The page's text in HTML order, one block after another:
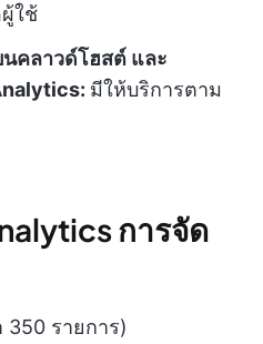
ใช้
คลาวด์โฮสต์ และ
มีให้บริการตาม
การจัด
350 รายการ)